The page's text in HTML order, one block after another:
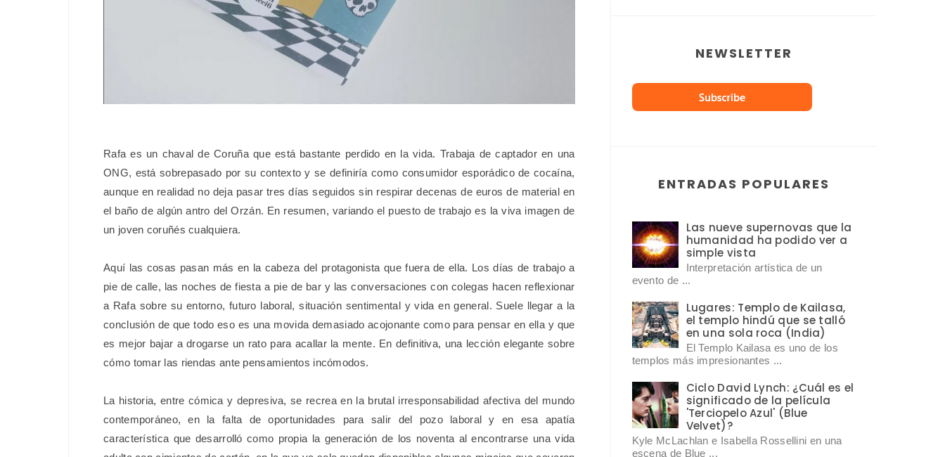
Rafa es un chaval de Coruña que está bastante perdido en la vida. Trabaja de captador en una
ONG, está sobrepasado por su contexto y se definiría como consumidor esporádico de cocaína,
aunque en realidad no deja pasar tres días seguidos sin respirar decenas de euros de material en
el baño de algún antro del Orzán. En resumen, variando el puesto de trabajo es la viva imagen de
un joven coruñés cualquiera.
Aquí las cosas pasan más en la cabeza del protagonista que fuera de ella. Los días de trabajo a
pie de calle, las noches de fiesta a pie de bar y las conversaciones con colegas hacen reflexionar
a Rafa sobre su entorno, futuro laboral, situación sentimental y vida en general. Suele llegar a la
conclusión de que todo eso es una movida demasiado acojonante como para pensar en ella y que
es mejor bajar a drogarse un rato para acallar la mente. En definitiva, una lección elegante sobre
cómo tomar las riendas ante pensamientos incómodos.
La historia, entre cómica y depresiva, se recrea en la brutal irresponsabilidad afectiva del mundo
contemporáneo, en la falta de oportunidades para salir del pozo laboral y en esa apatía
característica que desarrolló como propia la generación de los noventa al encontrarse una vida
NEWSLETTER
ENTRADAS POPULARES
Las nueve supernovas que la
humanidad ha podido ver a
simple vista
Interpretación artística de un
evento de ...
Lugares: Templo de Kailasa,
el templo hindú que se talló
en una sola roca (India)
El Templo Kailasa es uno de los
templos más impresionantes ...
Ciclo David Lynch: ¿Cuál es el
significado de la película
'Terciopelo Azul' (Blue
Velvet)?
Kyle McLachlan e Isabella Rossellini en una
escena de Blue ...